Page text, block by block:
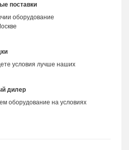
поставки
оборудование
условия лучше наших
дилер
оборудование на условиях